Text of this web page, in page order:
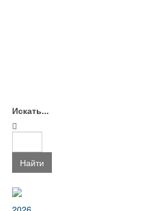
Искать...
Найти